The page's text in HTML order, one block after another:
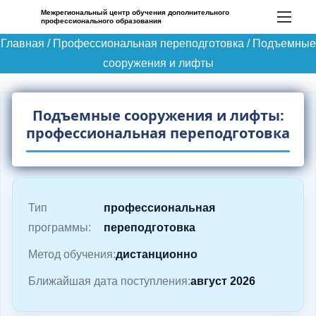
р
Межрегиональный центр обучения дополнительного
профессионального образования
Главная / Профессиональная переподготовка / Подъемные
сооружения и лифты
Подъемные сооружения и лифты:
профессиональная переподготовка
Тип
программы:
профессиональная
переподготовка
Метод обучения:дистанционно
Ближайшая дата поступления:август 2026